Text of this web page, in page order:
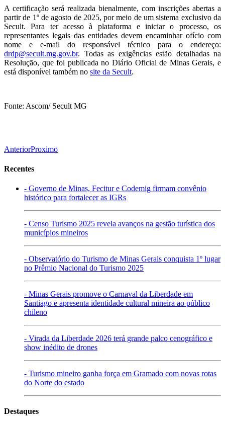
A certificação será realizada bienalmente, com inscrições abertas a
partir de 1º de agosto de 2025, por meio de um sistema exclusivo da
Secult. Para ter acesso à plataforma e iniciar o processo, os
representantes legais das entidades devem encaminhar ofício com
nome e e-mail do responsável técnico para o endereço:
drdp@secult.mg.gov.br. Todas as exigências estão detalhadas na
Resolução, que foi publicada no Diário Oficial de Minas Gerais, e
está disponível também no site da Secult.
Fonte: Ascom/ Secult MG
AnteriorProximo
Recentes
- Governo de Minas, Fecitur e Codemig firmam convênio
histórico para fortalecer as IGRs
- Censo Turismo 2025 revela avanços na gestão turística dos
municípios mineiros
- Observatório do Turismo de Minas Gerais conquista 1º lugar
no Prêmio Nacional do Turismo 2025
- Minas Gerais promove o Carnaval da Liberdade em
Santiago e apresenta identidade cultural mineira ao público
chileno
- Virada da Liberdade 2026 terá grande palco cenográfico e
show inédito de drones
- Turismo mineiro ganha força em Gramado com novas rotas
do Norte do estado
Destaques